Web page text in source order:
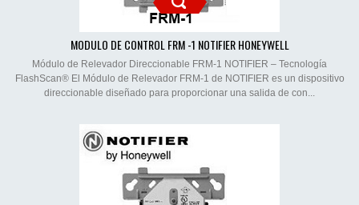
MODULO DE CONTROL FRM -1 NOTIFIER HONEYWELL
Módulo de Relevador Direccionable FRM-1 NOTIFIER – Tecnología
FlashScan® El Módulo de Relevador FRM-1 de NOTIFIER es un dispositivo
direccionable diseñado para proporcionar una salida de con...